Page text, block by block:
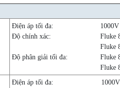
Điện áp tối đa:
1000V
Độ chính xác:
Fluke
Fluke
Độ phân giải tối đa:
Fluke
Fluke
Điện áp tối đa:
1000V